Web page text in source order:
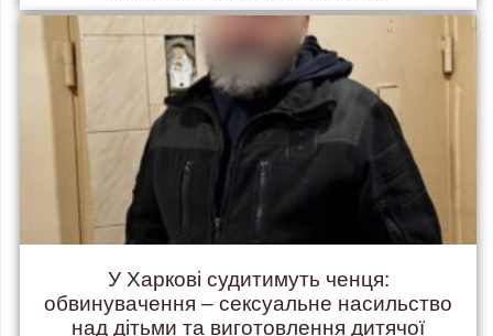
У Харкові судитимуть ченця:
обвинувачення – сексуальне насильство
над дітьми та виготовлення дитячої